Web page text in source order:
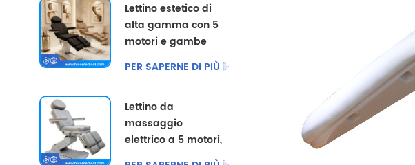
Lettino estetico di
alta gamma con 5
motori e gambe
divise, disponibile
con opzioni di
personalizzate.
PER SAPERNE DI PIÙ
Lettino da
massaggio
elettrico a 5 motori,